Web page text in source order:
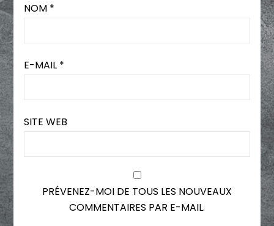
NOM *
E-MAIL *
SITE WEB
PRÉVENEZ-MOI DE TOUS LES NOUVEAUX
COMMENTAIRES PAR E-MAIL.